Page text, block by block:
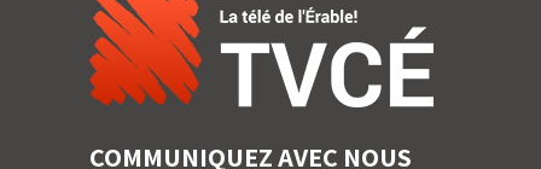
COMMUNIQUEZ AVEC NOUS